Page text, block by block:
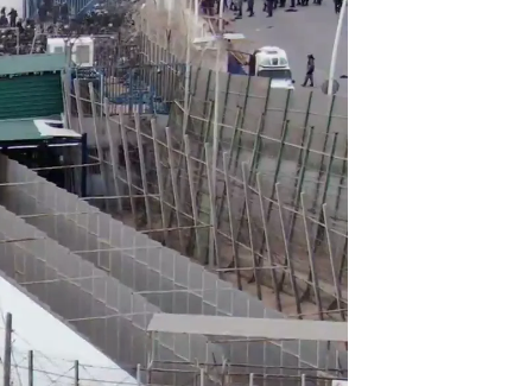
en la valla de Melilla |Antena 3 Noticias